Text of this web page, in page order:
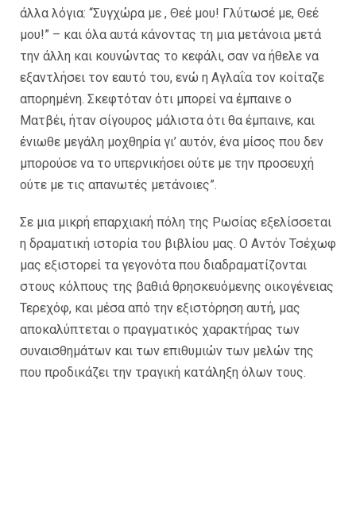
άλλα λόγια: “Συγχώρα με , Θεέ μου! Γλύτωσέ με, Θεέ
μου!” – και όλα αυτά κάνοντας τη μια μετάνοια μετά
την άλλη και κουνώντας το κεφάλι, σαν να ήθελε να
εξαντλήσει τον εαυτό του, ενώ η Αγλαΐα τον κοίταζε
απορημένη. Σκεφτόταν ότι μπορεί να έμπαινε ο
Ματβέι, ήταν σίγουρος μάλιστα ότι θα έμπαινε, και
ένιωθε μεγάλη μοχθηρία γι’ αυτόν, ένα μίσος που δεν
μπορούσε να το υπερνικήσει ούτε με την προσευχή
ούτε με τις απανωτές μετάνοιες”.
Σε μια μικρή επαρχιακή πόλη της Ρωσίας εξελίσσεται
η δραματική ιστορία του βιβλίου μας. Ο Αντόν Τσέχωφ
μας εξιστορεί τα γεγονότα που διαδραματίζονται
στους κόλπους της βαθιά θρησκευόμενης οικογένειας
Τερεχόφ, και μέσα από την εξιστόρηση αυτή, μας
αποκαλύπτεται ο πραγματικός χαρακτήρας των
συναισθημάτων και των επιθυμιών των μελών της
που προδικάζει την τραγική κατάληξη όλων τους.